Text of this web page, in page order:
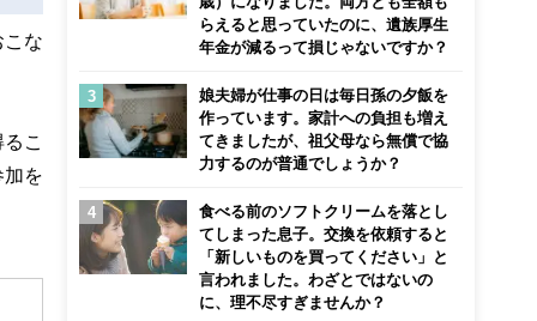
こな
こ
加を
らえると思っていたのに、遺族厚生
年金が減るって損じゃないですか？
娘夫婦が仕事の日は毎日孫の夕飯を
作っています。家計への負担も増え
てきましたが、祖父母なら無償で協
力するのが普通でしょうか？
食べる前のソフトクリームを落とし
てしまった息子。交換を依頼すると
「新しいものを買ってください」と
言われました。わざとではないの
に、理不尽すぎませんか？